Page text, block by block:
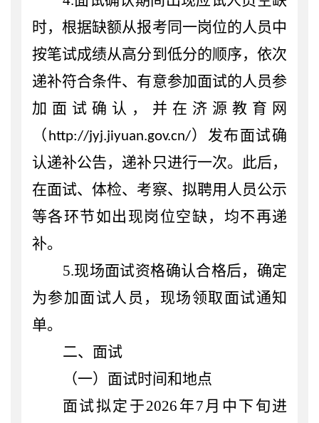
时，根据缺额从报考同一岗位的人员中
按笔试成绩从高分到低分的顺序，依次
递补符合条件、有意参加面试的人员参
加面试确认，并 在济源教育网
（ http://jyj.jiyuan.gov.cn/） 发布面试确
认递补公告，递补只进行一次。此后，
在面试、体检、考察、拟聘用人员公示
等各环节如出现岗位空缺，均不再递
补。
5.现场面试资格确认合格后，确定
为参加面试人员，现场领取面试通知
单。
二、面试
（一）面试时间和地点
面试拟定于2026年7月中下旬进